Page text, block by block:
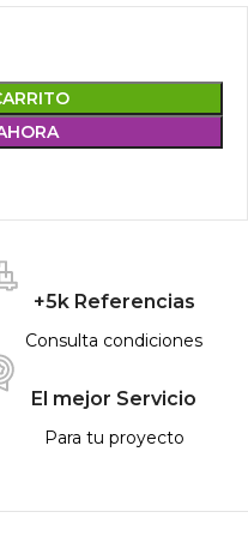
+5k Referencias
Consulta condiciones
El mejor Servicio
Para tu proyecto